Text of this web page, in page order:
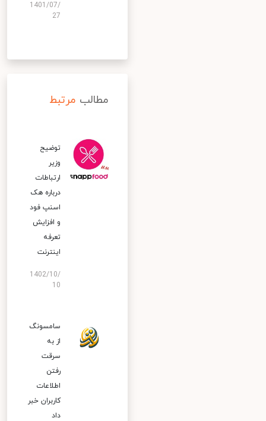
1401/07/
27
مطالب مرتبط
توضیح
وزیر
ارتباطات
درباره هک
اسنپ‌ فود
و افزایش
تعرفه
اینترنت
1402/10/
10
سامسونگ
از به
سرقت
رفتن
اطلاعات
کاربران خبر
داد